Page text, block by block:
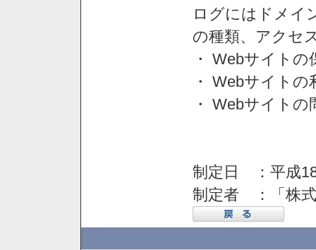
ログにはドメイ
の種類、アクセ
・ Webサイトの
・ Webサイト
・ Webサイト
制定日 ：平成
制定者 ：「株